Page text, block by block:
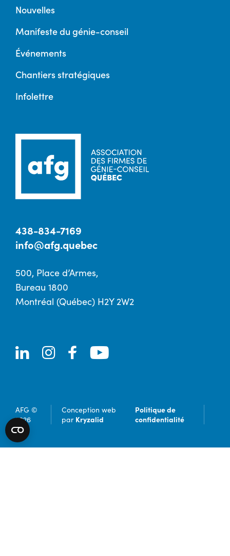
Nouvelles
Manifeste du génie-conseil
Événements
Chantiers stratégiques
Infolettre
438-834-7169
info@afg.quebec
500, Place d’Armes,
Bureau 1800
Montréal (Québec) H2Y 2W2
AFG ©
2026
Conception web
par Kryzalid
Politique de
confidentialité